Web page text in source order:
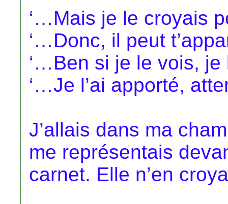
‘…Mais je le croyais
‘…Donc, il peut
‘…Ben si je le vois,
‘…Je l’ai apporté,
J’allais dans ma
me représentais
carnet. Elle n’en